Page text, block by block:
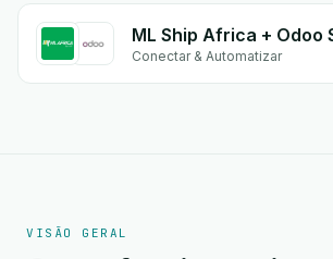
ML Ship Africa + Odoo
Conectar & Automatizar
VISÃO GERAL